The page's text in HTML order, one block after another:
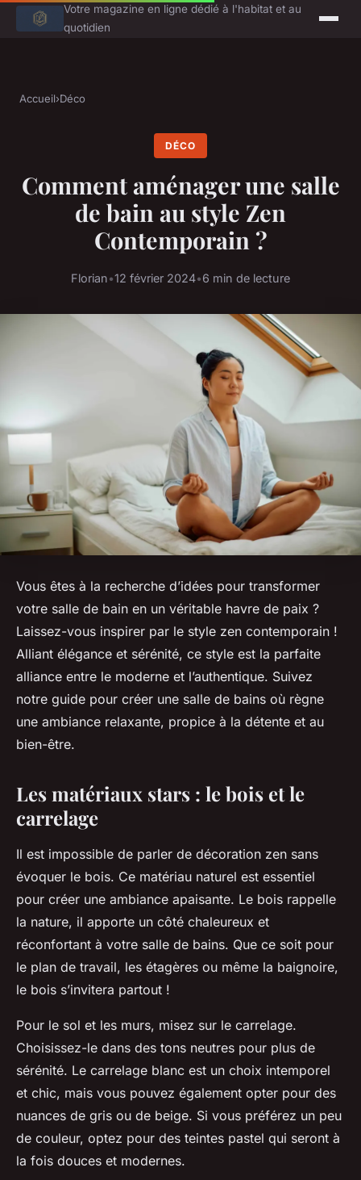
Votre magazine en ligne dédié à l'habitat et au
quotidien
Accueil›Déco
DÉCO
Comment aménager une salle
de bain au style Zen
Contemporain ?
Florian•12 février 2024•6 min de lecture
Vous êtes à la recherche d’idées pour transformer
votre salle de bain en un véritable havre de paix ?
Laissez-vous inspirer par le style zen contemporain !
Alliant élégance et sérénité, ce style est la parfaite
alliance entre le moderne et l’authentique. Suivez
notre guide pour créer une salle de bains où règne
une ambiance relaxante, propice à la détente et au
bien-être.
Les matériaux stars : le bois et le
carrelage
Il est impossible de parler de décoration zen sans
évoquer le bois. Ce matériau naturel est essentiel
pour créer une ambiance apaisante. Le bois rappelle
la nature, il apporte un côté chaleureux et
réconfortant à votre salle de bains. Que ce soit pour
le plan de travail, les étagères ou même la baignoire,
le bois s’invitera partout !
Pour le sol et les murs, misez sur le carrelage.
Choisissez-le dans des tons neutres pour plus de
sérénité. Le carrelage blanc est un choix intemporel
et chic, mais vous pouvez également opter pour des
nuances de gris ou de beige. Si vous préférez un peu
de couleur, optez pour des teintes pastel qui seront à
la fois douces et modernes.